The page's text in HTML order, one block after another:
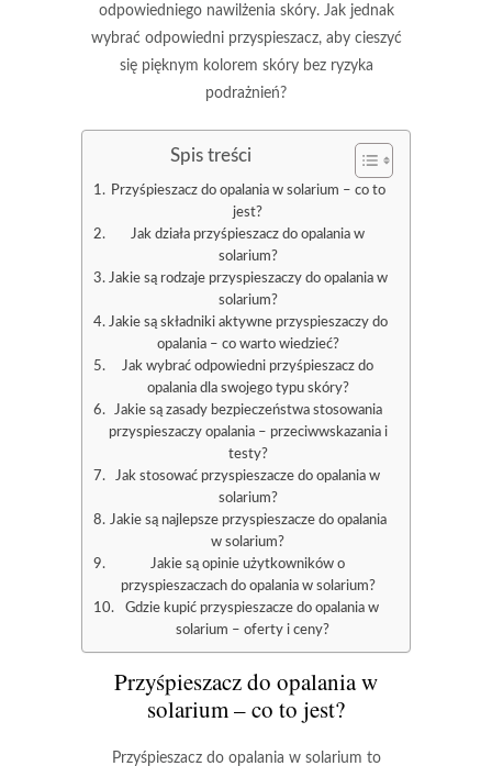
odpowiedniego nawilżenia skóry. Jak jednak
wybrać odpowiedni przyspieszacz, aby cieszyć
się pięknym kolorem skóry bez ryzyka
podrażnień?
Spis treści
Przyśpieszacz do opalania w solarium – co to
jest?
Jak działa przyśpieszacz do opalania w
solarium?
Jakie są rodzaje przyspieszaczy do opalania w
solarium?
Jakie są składniki aktywne przyspieszaczy do
opalania – co warto wiedzieć?
Jak wybrać odpowiedni przyśpieszacz do
opalania dla swojego typu skóry?
Jakie są zasady bezpieczeństwa stosowania
przyspieszaczy opalania – przeciwwskazania i
testy?
Jak stosować przyspieszacze do opalania w
solarium?
Jakie są najlepsze przyspieszacze do opalania
w solarium?
Jakie są opinie użytkowników o
przyspieszaczach do opalania w solarium?
Gdzie kupić przyspieszacze do opalania w
solarium – oferty i ceny?
Przyśpieszacz do opalania w
solarium – co to jest?
Przyśpieszacz do opalania w solarium to